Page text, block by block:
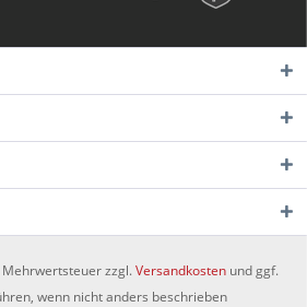
zzgl.Versandkosten und ggf.
wenn nicht anders beschrieben